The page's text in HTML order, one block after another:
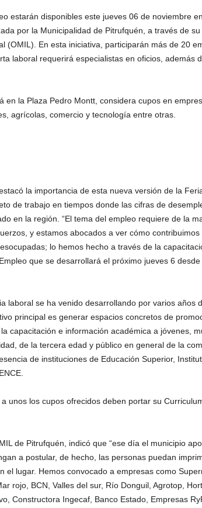
estarán disponibles este jueves 06 de noviembre
por la Municipalidad de Pitrufquén, a través de su
(OMIL). En esta iniciativa, participarán más de 20
laboral requerirá especialistas en oficios, además
en la Plaza Pedro Montt, considera cupos en
agrícolas, comercio y tecnología entre otras.
la importancia de esta nueva versión de la
de trabajo en tiempos donde las cifras de
en la región. “El tema del empleo requiere de la
y estamos abocados a ver cómo contribuimos
lo hemos hecho a través de la
que se desarrollará el próximo jueves 6
laboral se ha venido desarrollando por varios años
principal es generar espacios concretos de
capacitación e información académica a jóvenes,
de la tercera edad y público en general de la
de instituciones de Educación Superior,
unos los cupos ofrecidos deben portar su
de Pitrufquén, indicó que “ese día el municipio
a postular, de hecho, las personas puedan
el lugar. Hemos convocado a empresas como
rojo, BCN, Valles del sur, Río Donguil, Agrotop,
Constructora Ingecaf, Banco Estado, Empresas